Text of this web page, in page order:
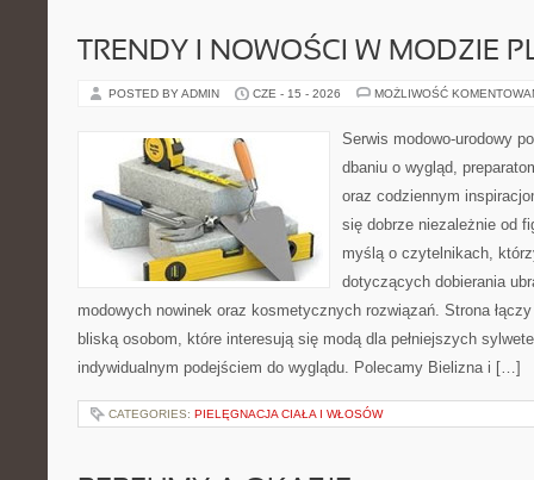
TRENDY I NOWOŚCI W MODZIE
POSTED BY ADMIN CZE - 15 - 2026 MOŻLIWOŚĆ
Serwis modowo-urodowy
dbaniu o wygląd,
oraz codziennym
się dobrze niezależnie od
myślą o czytelnikach,
dotyczących dobierania
modowych nowinek oraz kosmetycznych rozwiązań. Strona
bliską osobom, które interesują się modą dla pełniejszych
indywidualnym podejściem do wyglądu. Polecamy Bielizna i […]
CATEGORIES: PIELĘGNACJA CIAŁA I WŁOSÓW